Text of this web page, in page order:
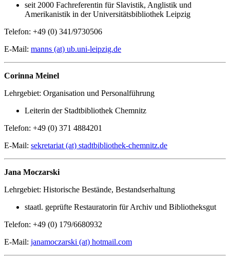
seit 2000 Fachreferentin für Slavistik, Anglistik und
Amerikanistik in der Universitätsbibliothek Leipzig
Telefon: +49 (0) 341/9730506
E-Mail: manns (at) ub.uni-leipzig.de
Corinna Meinel
Lehrgebiet: Organisation und Personalführung
Leiterin der Stadtbibliothek Chemnitz
Telefon: +49 (0) 371 4884201
E-Mail: sekretariat (at) stadtbibliothek-chemnitz.de
Jana Moczarski
Lehrgebiet: Historische Bestände, Bestandserhaltung
staatl. geprüfte Restauratorin für Archiv und Bibliotheksgut
Telefon: +49 (0) 179/6680932
E-Mail: janamoczarski (at) hotmail.com